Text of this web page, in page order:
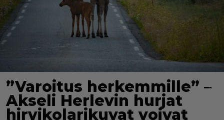
”Varoitus herkemmille” –
Akseli Herlevin hurjat
hirvikolarikuvat voivat